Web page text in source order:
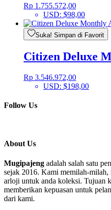
Rp 1.755.572,00
USD: $98,00
Suka! Simpan di Favorit
Citizen Deluxe
Rp 3.546.972,00
USD: $198,00
Follow Us
About Us
Mugipajeng adalah salah satu
sejak 2016. Kami memilah-milah,
arloji untuk anda koleksi. Tujuan
memberikan kepuasan untuk
dari kami.